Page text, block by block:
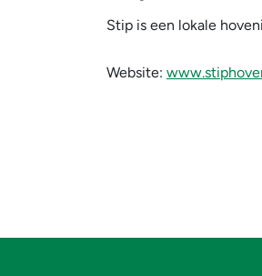
Stip is een lokale
Website: